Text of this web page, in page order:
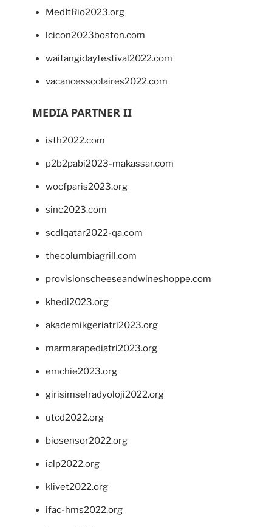
MedItRio2023.org
lcicon2023boston.com
waitangidayfestival2022.com
vacancesscolaires2022.com
MEDIA PARTNER II
isth2022.com
p2b2pabi2023-makassar.com
wocfparis2023.org
sinc2023.com
scdlqatar2022-qa.com
thecolumbiagrill.com
provisionscheeseandwineshoppe.com
khedi2023.org
akademikgeriatri2023.org
marmarapediatri2023.org
emchie2023.org
girisimselradyoloji2022.org
utcd2022.org
biosensor2022.org
ialp2022.org
klivet2022.org
ifac-hms2022.org